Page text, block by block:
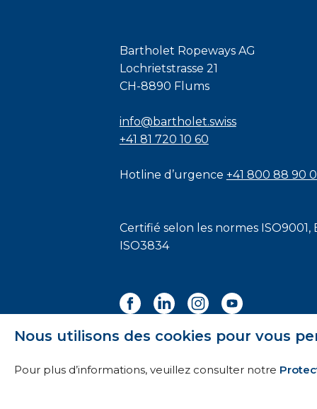
Nous utilisons des cookies pour vous
Pour plus d’informations, veuillez consulter notre
Bartholet Ropeways AG
Lochrietstrasse 21
CH-8890 Flums
info@bartholet.swiss
+41 81 720 10 60
Hotline d’urgence +41 800 88 90
Certifié selon les normes ISO9001 ,
ISO3834